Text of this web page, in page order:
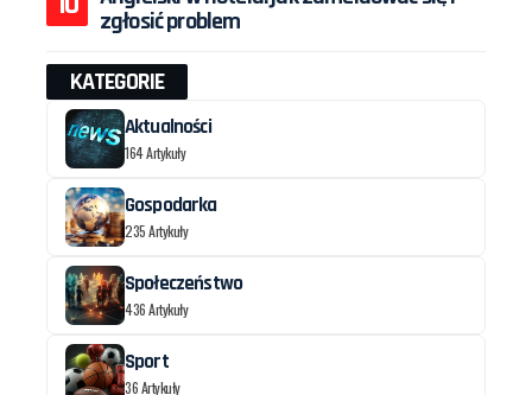
zgłosić problem
KATEGORIE
Aktualności
164 Artykuły
Gospodarka
235 Artykuły
Społeczeństwo
436 Artykuły
Sport
36 Artykuły